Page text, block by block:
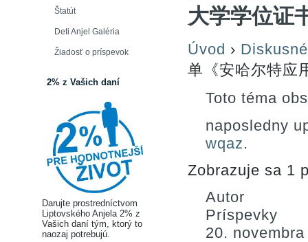
Štatút
Deti Anjel Galéria
Žiadosť o príspevok
2% z Vašich daní
Darujte prostredníctvom
Liptovského Anjela 2% z
Vašich daní tým, ktorý to
naozaj potrebujú.
大学学位证
Úvod ›
单《安哈尔特应
Toto téma
naposledny
wqaz.
Zobrazuje sa 1
Autor
Príspevky
20.